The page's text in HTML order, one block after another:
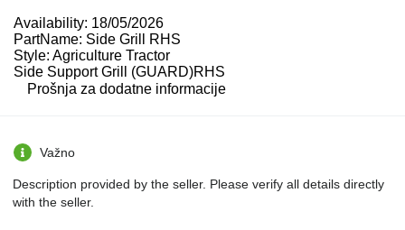
Availability: 18/05/2026
PartName: Side Grill RHS
Style: Agriculture Tractor
Side Support Grill (GUARD)RHS
Prošnja za dodatne informacije
Važno
Description provided by the seller. Please verify all details directly
with the seller.